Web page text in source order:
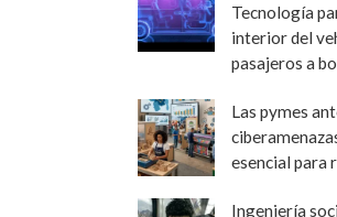
Tecnología
interior del
pasajeros a
Las pymes
esencial para
Ingeniería